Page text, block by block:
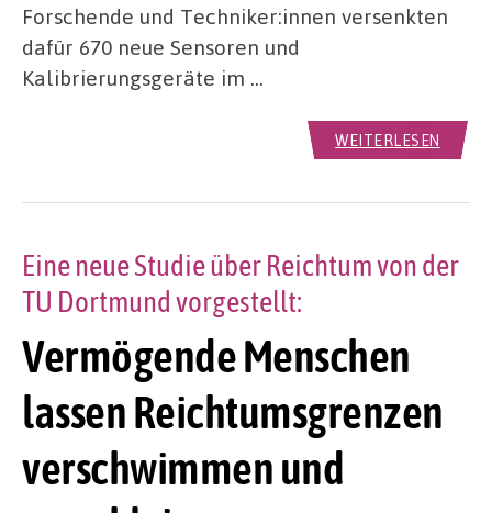
Forschende und Techniker:innen versenkten
dafür 670 neue Sensoren und
Kalibrierungsgeräte im …
WEITERLESEN
Vermögende Menschen
lassen Reichtumsgrenzen
verschwimmen und
Eine neue Studie über Reichtum von der
TU Dortmund vorgestellt: